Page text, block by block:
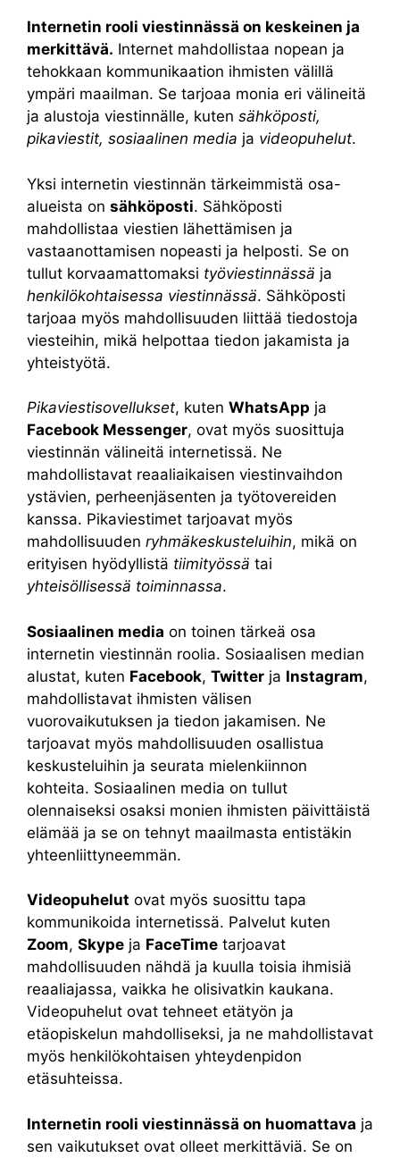
Internetin rooli viestinnässä on keskeinen ja
merkittävä. Internet mahdollistaa nopean ja
tehokkaan kommunikaation ihmisten välillä
ympäri maailman. Se tarjoaa monia eri välineitä
ja alustoja viestinnälle, kuten sähköposti,
pikaviestit, sosiaalinen media ja videopuhelut.
Yksi internetin viestinnän tärkeimmistä osa-
alueista on sähköposti. Sähköposti
mahdollistaa viestien lähettämisen ja
vastaanottamisen nopeasti ja helposti. Se on
tullut korvaamattomaksi työviestinnässä ja
henkilökohtaisessa viestinnässä. Sähköposti
tarjoaa myös mahdollisuuden liittää tiedostoja
viesteihin, mikä helpottaa tiedon jakamista ja
yhteistyötä.
Pikaviestisovellukset, kuten WhatsApp ja
Facebook Messenger, ovat myös suosittuja
viestinnän välineitä internetissä. Ne
mahdollistavat reaaliaikaisen viestinvaihdon
ystävien, perheenjäsenten ja työtovereiden
kanssa. Pikaviestimet tarjoavat myös
mahdollisuuden ryhmäkeskusteluihin, mikä on
erityisen hyödyllistä tiimityössä tai
yhteisöllisessä toiminnassa.
Sosiaalinen media on toinen tärkeä osa
internetin viestinnän roolia. Sosiaalisen median
alustat, kuten Facebook, Twitter ja Instagram,
mahdollistavat ihmisten välisen
vuorovaikutuksen ja tiedon jakamisen. Ne
tarjoavat myös mahdollisuuden osallistua
keskusteluihin ja seurata mielenkiinnon
kohteita. Sosiaalinen media on tullut
olennaiseksi osaksi monien ihmisten päivittäistä
elämää ja se on tehnyt maailmasta entistäkin
yhteenliittyneemmän.
Videopuhelut ovat myös suosittu tapa
kommunikoida internetissä. Palvelut kuten
Zoom, Skype ja FaceTime tarjoavat
mahdollisuuden nähdä ja kuulla toisia ihmisiä
reaaliajassa, vaikka he olisivatkin kaukana.
Videopuhelut ovat tehneet etätyön ja
etäopiskelun mahdolliseksi, ja ne mahdollistavat
myös henkilökohtaisen yhteydenpidon
etäsuhteissa.
Internetin rooli viestinnässä on huomattava ja
sen vaikutukset ovat olleet merkittäviä. Se on